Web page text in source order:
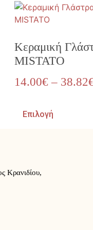
Κεραμική
MISTATO
14.00€ – 38.82
Επιλογή
Κρανιδίου,